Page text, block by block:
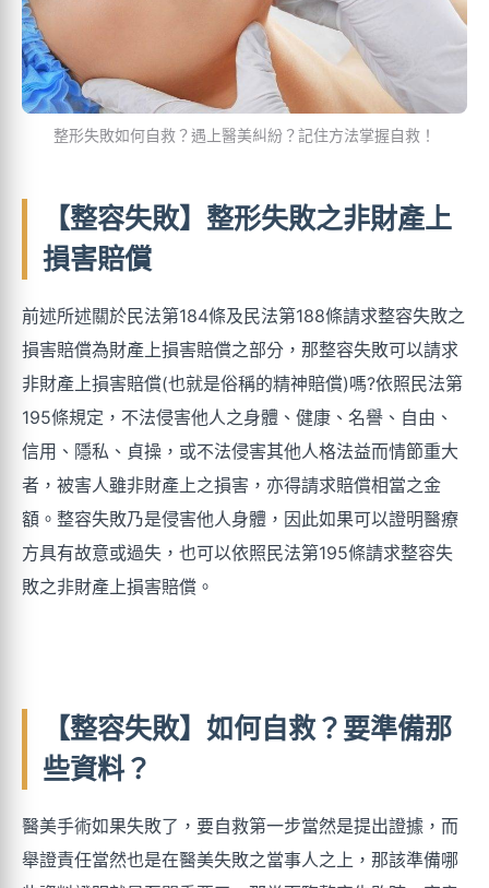
整形失敗如何自救？遇上醫美糾紛？記住方法掌握自救！
【整容失敗】整形失敗之非財產上
損害賠償
前述所述關於民法第184條及民法第188條請求整容失敗之
損害賠償為財產上損害賠償之部分，那整容失敗可以請求
非財產上損害賠償(也就是俗稱的精神賠償)嗎?依照民法第
195條規定，不法侵害他人之身體、健康、名譽、自由、
信用、隱私、貞操，或不法侵害其他人格法益而情節重大
者，被害人雖非財產上之損害，亦得請求賠償相當之金
額。整容失敗乃是侵害他人身體，因此如果可以證明醫療
方具有故意或過失，也可以依照民法第195條請求整容失
敗之非財產上損害賠償。
【整容失敗】如何自救？要準備那
些資料？
醫美手術如果失敗了，要自救第一步當然是提出證據，而
舉證責任當然也是在醫美失敗之當事人之上，那該準備哪